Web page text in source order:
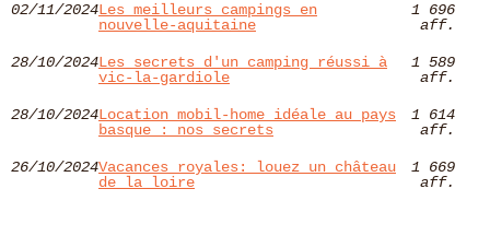
02/11/2024Les meilleurs campings en
nouvelle-aquitaine
1 696
aff.
28/10/2024Les secrets d'un camping réussi à
vic-la-gardiole
1 589
aff.
28/10/2024Location mobil-home idéale au pays
basque : nos secrets
1 614
aff.
26/10/2024Vacances royales: louez un château
de la loire
1 669
aff.